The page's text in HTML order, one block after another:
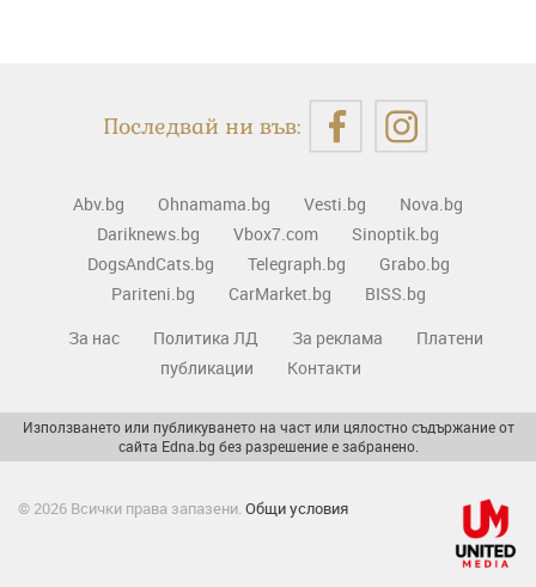
Последвай ни във:
Abv.bg Ohnamama.bg Vesti.bg
Nova.bg
Dariknews.bg
Vbox7.com
Sinoptik.bg
DogsAndCats.bg
Telegraph.bg
Grabo.bg
Pariteni.bg
CarMarket.bg
BISS.bg
За нас
Политика ЛД За реклама
Платени
публикации
Контакти
Използването или публикуването на част или цялостно съдържание от
сайта Edna.bg без разрешение е забранено.
© 2026 Всички права запазени. Общи условия